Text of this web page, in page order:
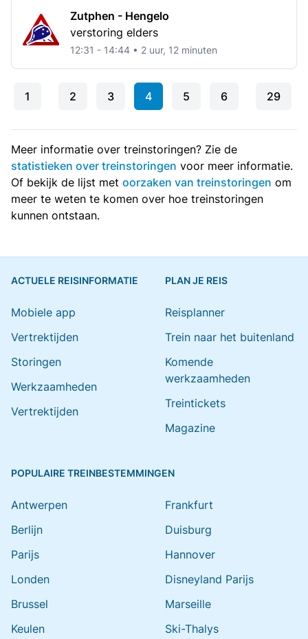
Zutphen - Hengelo
verstoring elders
12:31 - 14:44 • 2 uur, 12 minuten
1 2 3 4 5 6 29
Meer informatie over treinstoringen? Zie de
statistieken over treinstoringen voor meer informatie.
Of bekijk de lijst met oorzaken van treinstoringen om
meer te weten te komen over hoe treinstoringen
kunnen ontstaan.
ACTUELE REISINFORMATIE
Mobiele app
Vertrektijden
Storingen
Werkzaamheden
Vertrektijden
PLAN JE REIS
Reisplanner
Trein naar het buitenland
Komende
werkzaamheden
Treintickets
Magazine
POPULAIRE TREINBESTEMMINGEN
Antwerpen
Berlijn
Parijs
Londen
Brussel
Keulen
Frankfurt
Duisburg
Hannover
Disneyland Parijs
Marseille
Ski-Thalys